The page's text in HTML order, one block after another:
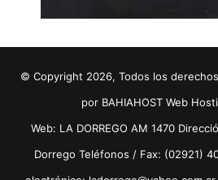
© Copyright 2026, Todos los
por BAHIAHOST Web
Web: LA DORREGO AM 1470
Dorrego Teléfonos / Fax: (02921)